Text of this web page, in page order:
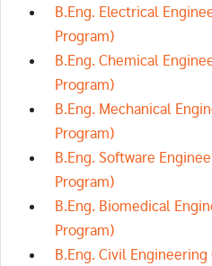
B.Eng. Electrical
Program)
B.Eng. Chemical
Program)
B.Eng. Mechanical
Program)
B.Eng. Software
Program)
B.Eng. Biomedical
Program)
B.Eng. Civil